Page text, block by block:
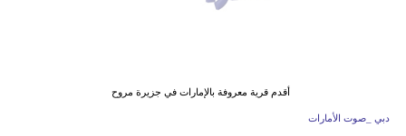
أقدم قرية معروفة بالإمارات في جزيرة مروح
دبي _صوت الأمارات